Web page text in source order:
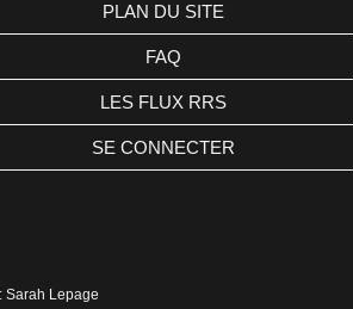
PLAN DU SITE
FAQ
LES FLUX RRS
SE CONNECTER
Sarah Lepage